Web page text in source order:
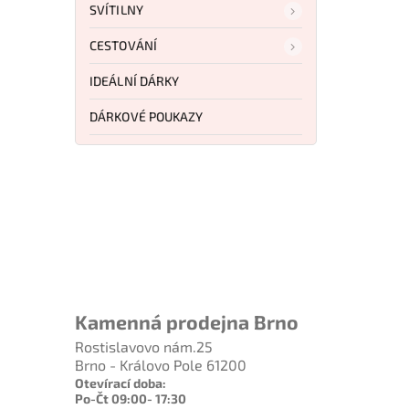
SVÍTILNY
CESTOVÁNÍ
IDEÁLNÍ DÁRKY
DÁRKOVÉ POUKAZY
Kamenná prodejna Brno
Rostislavovo nám.25
Brno - Královo Pole 61200
Otevírací doba:
Po-Čt 09:00- 17:30